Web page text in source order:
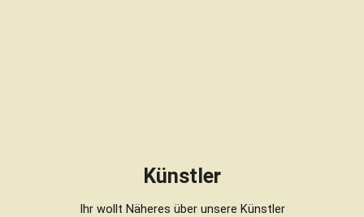
Künstler
Ihr wollt Näheres über unsere Künstler